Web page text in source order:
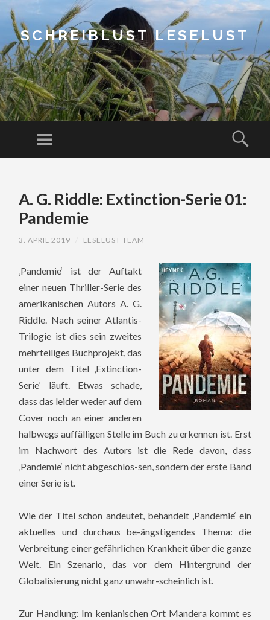
SCHREIBLUST LESELUST
Menu
CONTENTA. G. Riddle: Extinction-Serie 01:
Pandemie
3. APRIL 2019 LESELUST TEAM
‚Pandemie‘ ist der Auftakt
einer neuen Thriller-Serie des
amerikanischen Autors A. G.
Riddle. Nach seiner Atlantis-
Trilogie ist dies sein zweites
mehrteiliges Buchprojekt, das
unter dem Titel ‚Extinction-
Serie‘ läuft. Etwas schade,
dass das leider weder auf dem
Cover noch an einer anderen
halbwegs auffälligen Stelle im Buch zu erkennen ist. Erst
im Nachwort des Autors ist die Rede davon, dass
‚Pandemie‘ nicht abgeschlos-sen, sondern der erste Band
einer Serie ist.
Wie der Titel schon andeutet, behandelt ‚Pandemie‘ ein
aktuelles und durchaus be-ängstigendes Thema: die
Verbreitung einer gefährlichen Krankheit über die ganze
Welt. Ein Szenario, das vor dem Hintergrund der
Globalisierung nicht ganz unwahr-scheinlich ist.
Zur Handlung: Im kenianischen Ort Mandera kommt es